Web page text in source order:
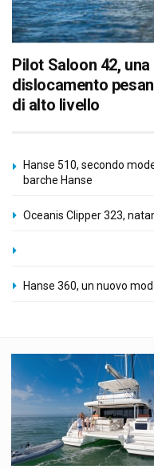
Pilot Saloon 42,
dislocamento
di alto livello
Hanse 510, secondo
barche Hanse
Oceanis Clipper 323,
Hanse 360, un nuovo